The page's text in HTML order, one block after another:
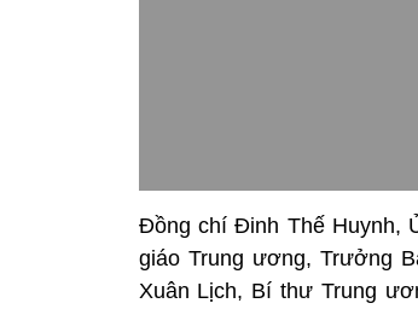
Đồng chí Đinh Thế Huynh,
giáo Trung ương, Trưởng
Xuân Lịch, Bí thư Trung